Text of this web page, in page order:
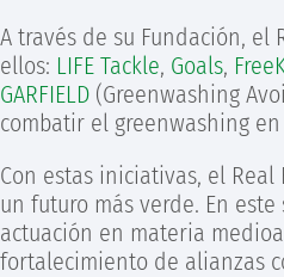
A través de su Fundación,
ellos: LIFE Tackle, Goals,
GARFIELD (Greenwashing
combatir el greenwashing
Con estas iniciativas, el
un futuro más verde. En
actuación en materia
fortalecimiento de alianzas